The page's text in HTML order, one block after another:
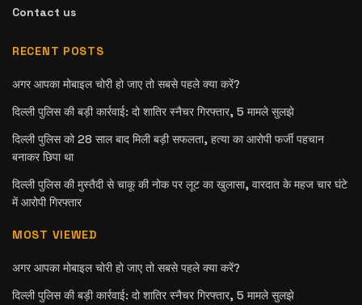
Contact us
RECENT POSTS
अगर आपका मोबाइल चोरी हो जाए तो सबसे पहले क्या करें?
दिल्ली पुलिस की बड़ी कार्रवाई: दो शातिर स्नैचर गिरफ्तार, 5 मामले सुलझे
दिल्ली पुलिस को 28 साल बाद मिली बड़ी सफलता, हत्या का आरोपी फर्जी पहचान
बनाकर छिपा था
दिल्ली पुलिस की मुस्तैदी से चाकू की नोक पर लूट का खुलासा, वारदात के महज चार घंटे
में आरोपी गिरफ्तार
MOST VIEWED
अगर आपका मोबाइल चोरी हो जाए तो सबसे पहले क्या करें?
दिल्ली पुलिस की बड़ी कार्रवाई: दो शातिर स्नैचर गिरफ्तार, 5 मामले सुलझे